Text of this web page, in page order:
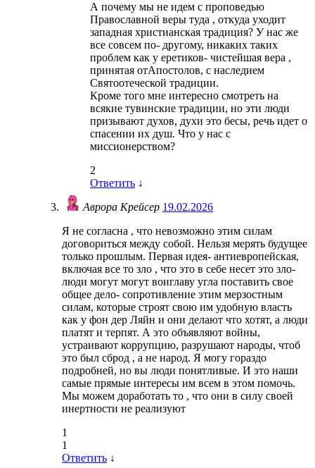
А почему мы не идем с проповедью
Православной веры туда , откуда уходит
западная христианская традиция? У нас же
все совсем по- другому, никаких таких
проблем как у еретиков- чистейшая вера ,
принятая отАпостолов, с наследием
Святоотеческой традиции.
Кроме того мне интересно смотреть на
всякие тувинские традиции, но эти люди
призывают духов, духи это бесы, речь идет о
спасении их душ. Что у нас с
миссионерством?
2
Ответить ↓
Аврора Крейсер 19.02.2026
Я не согласна , что невозможно этим силам
договориться между собой. Нельзя мерять будущее
только прошлым. Первая идея- антиевропейская,
включая все то зло , что это в себе несет это зло-
люди могут могут воиглаву угла поставить свое
общее дело- сопротивление этим мерзостным
силам, которые строят свою им удобную власть
как у фон дер Ляйн и они делают что хотят, а люди
платят и терпят. А это объявляют войны,
устраивают коррупцию, разрушают народы, чтоб
это был сброд , а не народ. Я могу гораздо
подробней, но вы люди понятливые. И это наши
самые прямые интересы им всем в этом помочь.
Мы можем доработать то , что они в силу своей
инертности не реализуют
1
1
Ответить ↓